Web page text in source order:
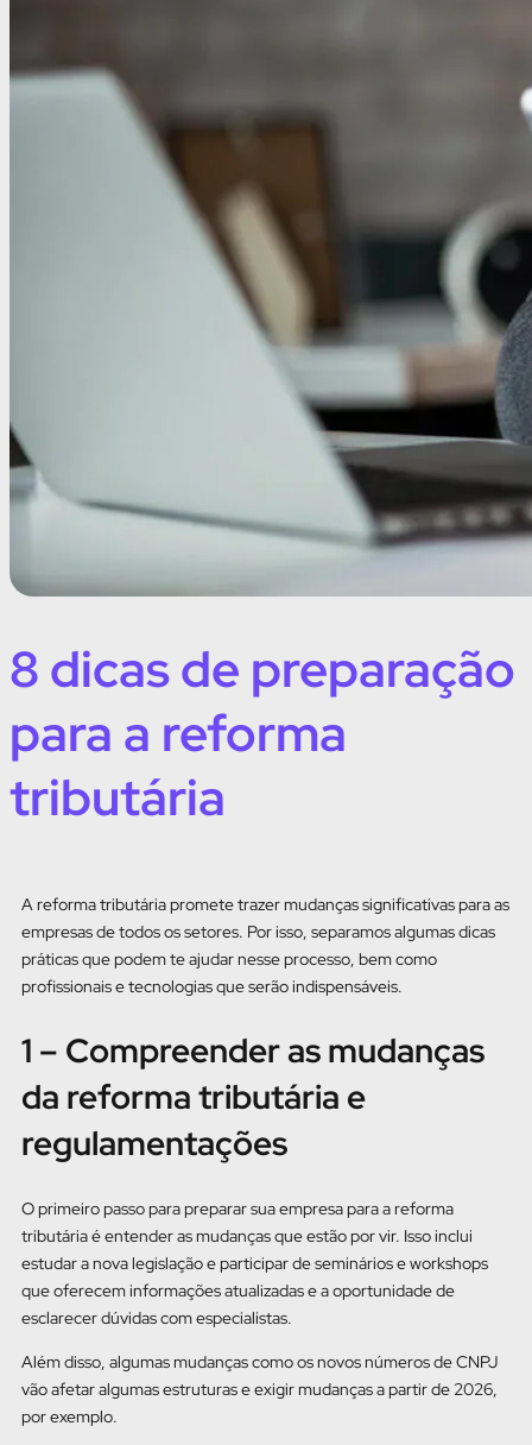
8 dicas de preparação
para a reforma
tributária
A reforma tributária promete trazer mudanças significativas para as
empresas de todos os setores. Por isso, separamos algumas dicas
práticas que podem te ajudar nesse processo, bem como
profissionais e tecnologias que serão indispensáveis.
1 – Compreender as mudanças
da reforma tributária e
regulamentações
O primeiro passo para preparar sua empresa para a reforma
tributária é entender as mudanças que estão por vir. Isso inclui
estudar a nova legislação e participar de seminários e workshops
que oferecem informações atualizadas e a oportunidade de
esclarecer dúvidas com especialistas.
Além disso, algumas mudanças como os novos números de CNPJ
vão afetar algumas estruturas e exigir mudanças a partir de 2026,
por exemplo.